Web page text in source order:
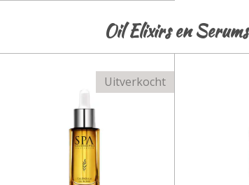
Oil Elixirs en Serums
Uitverkocht